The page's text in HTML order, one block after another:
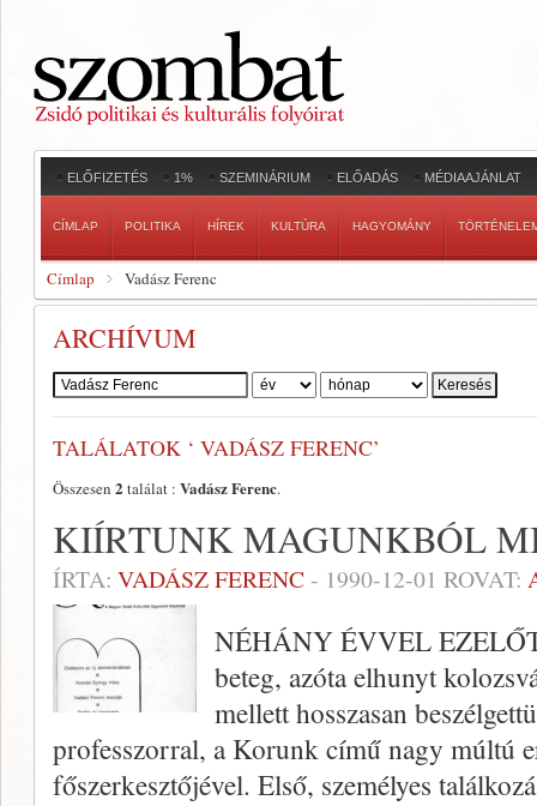
ELŐFIZETÉS 1% SZEMINÁRIUM ELŐADÁS MÉDIAAJÁNLAT
CÍMLAP POLITIKA HÍREK KULTÚRA HAGYOMÁNY
Címlap Vadász Ferenc
ARCHÍVUM
Szerző:
TALÁLATOK ‘ VADÁSZ FERENC’
Összesen 2 találat : Vadász Ferenc.
KIÍRTUNK MAGUNKBÓL
ÍRTA: VADÁSZ FERENC- 1990-12-01 ROVAT:
NÉHÁNY ÉVVEL
beteg, azóta elhunyt
mellett hosszasan
professzorral, a Korunk című nagy múltú
főszerkesztőjével. Első, személyes